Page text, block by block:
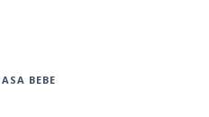
BEBE